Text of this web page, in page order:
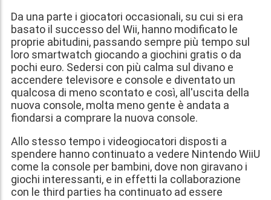
Da una parte i giocatori occasionali, su cui si era
basato il successo del Wii, hanno modificato le
proprie abitudini, passando sempre più tempo sul
loro smartwatch giocando a giochini gratis o da
pochi euro. Sedersi con più calma sul divano e
accendere televisore e console e diventato un
qualcosa di meno scontato e così, all'uscita della
nuova console, molta meno gente è andata a
fiondarsi a comprare la nuova console.
Allo stesso tempo i videogiocatori disposti a
spendere hanno continuato a vedere Nintendo WiiU
come la console per bambini, dove non giravano i
giochi interessanti, e in effetti la collaborazione
con le third parties ha continuato ad essere